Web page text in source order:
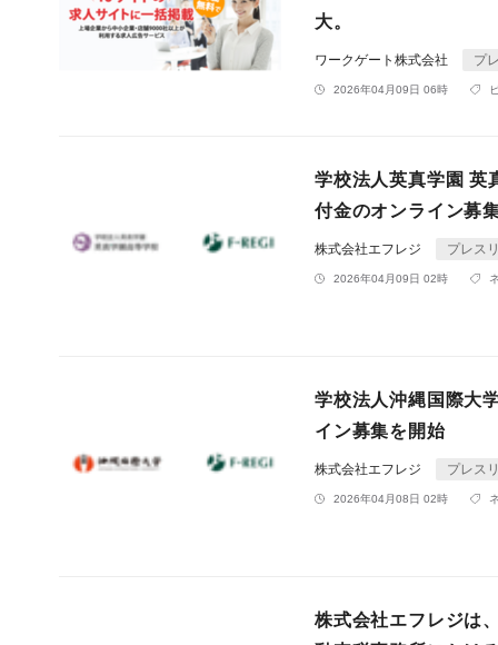
大。
ワークゲート株式会社 プ
2026年04月09日 06時
学校法人英真学園 英
付金のオンライン募
株式会社エフレジ プレス
2026年04月09日 02時
学校法人沖縄国際大
イン募集を開始
株式会社エフレジ プレス
2026年04月08日 02時
株式会社エフレジは